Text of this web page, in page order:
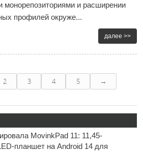
монорепозиториями и расширении
профилей окруже...
далее >>
2 3 4 5 →
MovinkPad 11: 11,45-
планшет на Android 14 для